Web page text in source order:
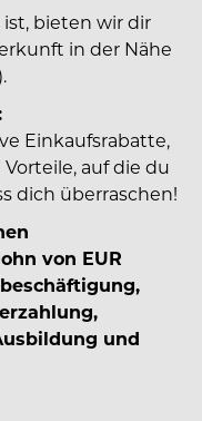
bieten wir dir
in der Nähe
Einkaufsrabatte,
auf die du
dich überraschen!
von EUR
und